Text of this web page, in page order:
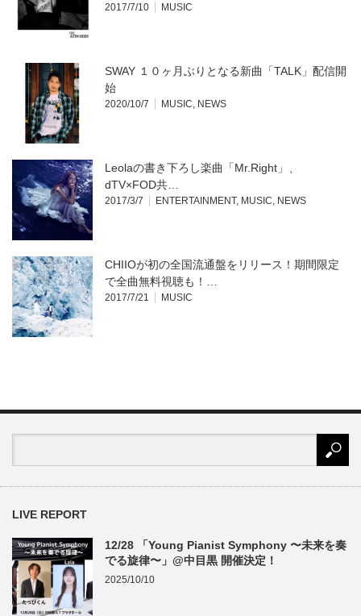
2017/7/10 MUSIC
SWAY １０ヶ月ぶりとなる新曲「TALK」配信開
始
2020/10/7 MUSIC, NEWS
Leolaの書き下ろし楽曲「Mr.Right」、
dTV×FOD共…
2017/3/7 ENTERTAINMENT, MUSIC, NEWS
CHIIOが初の全国流通盤をリリース！期間限定
で全曲無料視聴も！…
2017/7/21 MUSIC
LIVE REPORT
12/28 「Young Pianist Symphony 〜未来を奏
でる旋律〜」@中目黒 開催決定！
2025/10/10